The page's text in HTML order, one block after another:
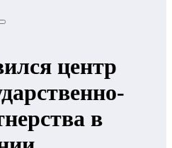
центр
в